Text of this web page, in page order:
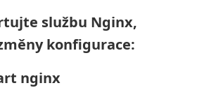
službu Nginx,
konfigurace:
nginx